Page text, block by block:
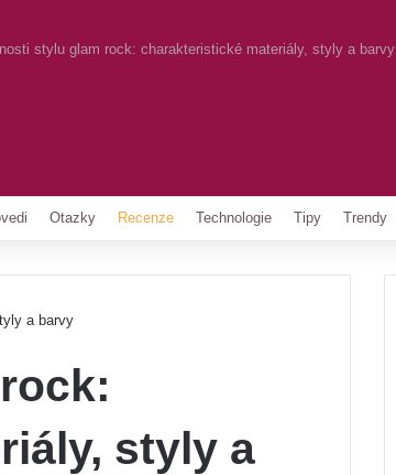
stylu glam rock: charakteristické materiály, styly a barvy
Otazky Recenze Technologie Tipy Trendy
a barvy
styly a